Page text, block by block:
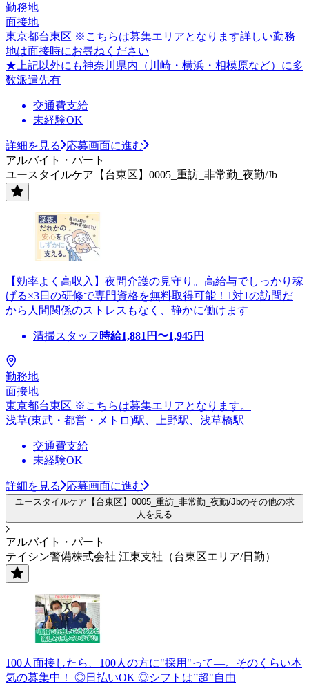
勤務地
面接地
東京都台東区 ※こちらは募集エリアとなります詳しい勤務
地は面接時にお尋ねください
★上記以外にも神奈川県内（川崎・横浜・相模原など）に多
数派遣先有
交通費支給
未経験OK
詳細を見る
応募画面に進む
アルバイト・パート
ユースタイルケア【台東区】0005_重訪_非常勤_夜勤/Jb
【効率よく高収入】夜間介護の見守り。高給与でしっかり稼
げる×3日の研修で専門資格を無料取得可能！1対1の訪問だ
から人間関係のストレスもなく、静かに働けます
清掃スタッフ 時給1,881 円〜1,945円
勤務地
面接地
東京都台東区 ※こちらは募集エリアとなります。
浅草(東武・都営・メトロ)駅、上野駅、浅草橋駅
交通費支給
未経験OK
詳細を見る 応募画面に進む
ユースタイルケア【台東区】0005_重訪_非常勤_夜勤/Jbのその他の求
人を見る
アルバイト・パート
テイシン警備株式会社 江東支社（台東区エリア/日勤）
100人面接したら、100人の方に"採用"って―。そのくらい本
気の募集中！ ◎日払いOK ◎シフトは”超"自由